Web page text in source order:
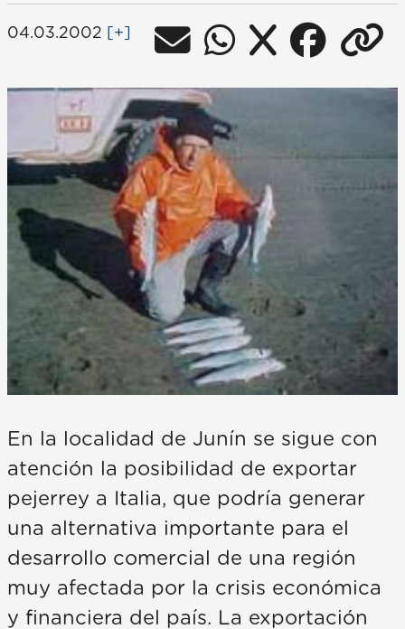
04.03.2002 [+]
En la localidad de Junín se sigue con
atención la posibilidad de exportar
pejerrey a Italia, que podría generar
una alternativa importante para el
desarrollo comercial de una región
muy afectada por la crisis económica
y financiera del país. La exportación